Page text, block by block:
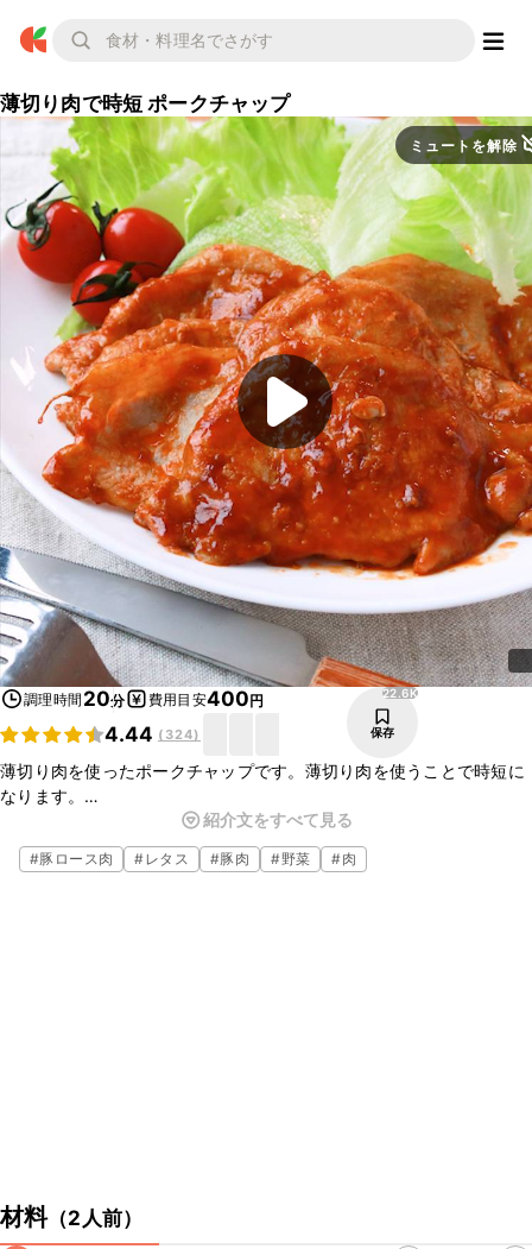
薄切り肉で時短 ポークチャップ
ミュートを解除
調理時間 20分 費用目安400円
4.44 ( 324)
22.6K
保存
薄切り肉を使ったポークチャップです。薄切り肉を使うことで時短に
なります。
薄力粉を付けて焼くので肉汁を逃さずジューシーに仕上がります。
とても簡単なので、お料理初心者の方でも大丈夫です。
是非、一度試してみてください。
紹介文をすべて見る
#豚ロース肉 #レタス #豚肉 #野菜 #肉
材料（2人前）